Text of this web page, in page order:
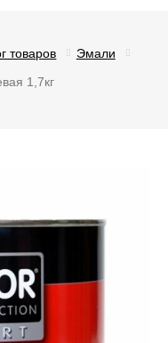
товаров
Эмали
1,7кг